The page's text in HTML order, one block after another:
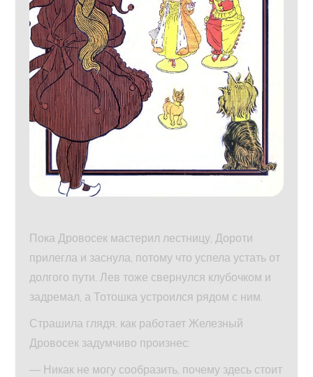
Пока Дровосек мастерил лестницу, Дороти
прилегла и заснула, потому что успела устать от
долгого пути. Лев тоже свернулся клубочком и
задремал, а Тотошка устроился рядом с ним.
Страшила глядя, как работает Железный
Дровосек задумчиво произнес:
— Никак не могу сообразить, почему здесь стоит